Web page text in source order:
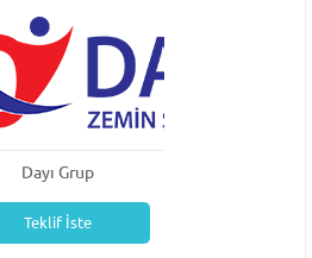
Dayı Grup
Teklif İste